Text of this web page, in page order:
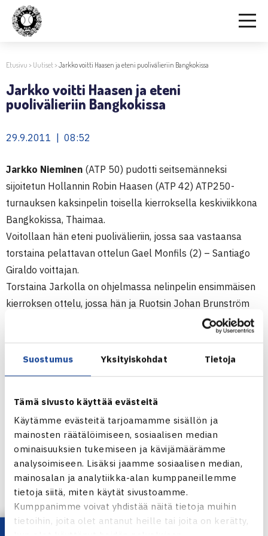
Suostumus Yksityiskohdat Tietoja
Tämä sivusto käyttää evästeitä
Käytämme evästeitä tarjoamamme sisällön ja
mainosten räätälöimiseen, sosiaalisen median
ominaisuuksien tukemiseen ja kävijämäärämme
analysoimiseen. Lisäksi jaamme sosiaalisen median,
mainosalan ja analytiikka-alan kumppaneillemme
tietoja siitä, miten käytät sivustoamme.
Kumppanimme voivat yhdistää näitä tietoja muihin
tietoihin, joita olet antanut heille tai joita on kerätty,
Etusivu > Uutiset>Jarkko voitti Haasen ja eteni puolivälieriin Bangkokissa
Jarkko voitti Haasen ja eteni
puolivälieriin Bangkokissa
29.9.2011 | 08:52
Jarkko Nieminen (ATP 50) pudotti seitsemänneksi
sijoitetun Hollannin Robin Haasen (ATP 42) ATP250-
turnauksen kaksinpelin toisella kierroksella keskiviikkona
Bangkokissa, Thaimaa.
Voitollaan hän eteni puolivälieriin, jossa saa vastaansa
torstaina pelattavan ottelun Gael Monfils (2) – Santiago
Giraldo voittajan.
Torstaina Jarkolla on ohjelmassa nelinpelin ensimmäisen
kierroksen ottelu, jossa hän ja Ruotsin Johan Brunström
kohtaavat kakkossijoitetut israelilaiset Jonathan Erlichin ja
Kaksinpeli
2.kierrosta: Jarkko Nieminen – Robin Haase Hollanti (7.)
76(5) 76(4)
Bangkokin ATP250-turnaus verkossa
Jarkko Nieminen